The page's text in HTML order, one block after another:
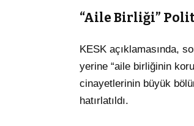
“Aile Birliği”
KESK açıklamasında,
yerine “aile birliğinin
cinayetlerinin büyük
hatırlatıldı.